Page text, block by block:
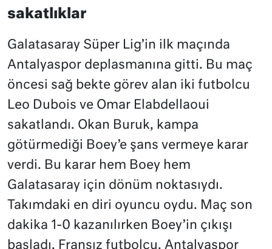
sakatlıklar
Galatasaray Süper Lig’in ilk maçında
Antalyaspor deplasmanına gitti. Bu maç
öncesi sağ bekte görev alan iki futbolcu
Leo Dubois ve Omar Elabdellaoui
sakatlandı. Okan Buruk, kampa
götürmediği Boey’e şans vermeye karar
verdi. Bu karar hem Boey hem
Galatasaray için dönüm noktasıydı.
Takımdaki en diri oyuncu oydu. Maç son
dakika 1-0 kazanılırken Boey’in çıkışı
başladı. Fransız futbolcu, Antalyaspor